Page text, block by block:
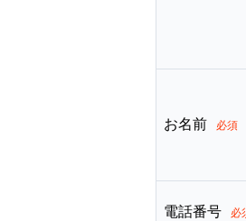
お名前 必須
電話番号 必